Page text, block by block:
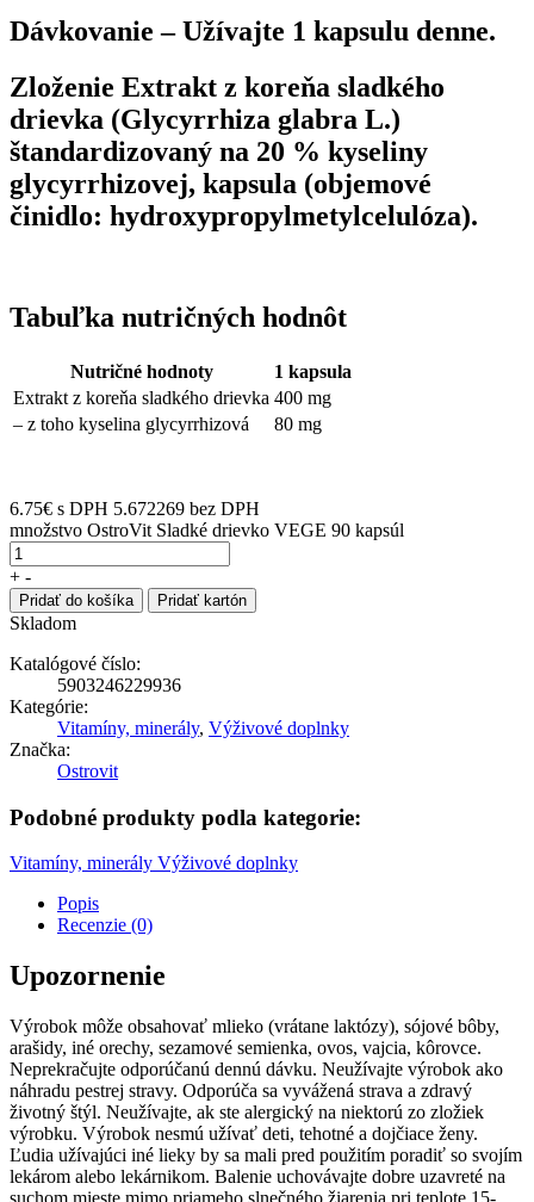
Dávkovanie – Užívajte 1 kapsulu denne.
Zloženie Extrakt z koreňa sladkého
drievka (Glycyrrhiza glabra L.)
štandardizovaný na 20 % kyseliny
glycyrrhizovej, kapsula (objemové
činidlo: hydroxypropylmetylcelulóza).
Tabuľka nutričných hodnôt
Nutričné hodnoty
1 kapsula
Extrakt z koreňa sladkého drievka 400 mg
– z toho kyselina glycyrrhizová
80 mg
6.75€ s DPH 5.672269 bez DPH
množstvo OstroVit Sladké drievko VEGE 90 kapsúl
+ -
Pridať do košíka Pridať kartón
Skladom
Katalógové číslo:
5903246229936
Kategórie:
Vitamíny, minerály, Výživové doplnky
Značka:
Ostrovit
Podobné produkty podla kategorie:
Vitamíny, minerály Výživové doplnky
Popis
Recenzie (0)
Upozornenie
Výrobok môže obsahovať mlieko (vrátane laktózy), sójové bôby,
arašidy, iné orechy, sezamové semienka, ovos, vajcia, kôrovce.
Neprekračujte odporúčanú dennú dávku. Neužívajte výrobok ako
náhradu pestrej stravy. Odporúča sa vyvážená strava a zdravý
životný štýl. Neužívajte, ak ste alergický na niektorú zo zložiek
výrobku. Výrobok nesmú užívať deti, tehotné a dojčiace ženy.
Ľudia užívajúci iné lieky by sa mali pred použitím poradiť so svojím
lekárom alebo lekárnikom. Balenie uchovávajte dobre uzavreté na